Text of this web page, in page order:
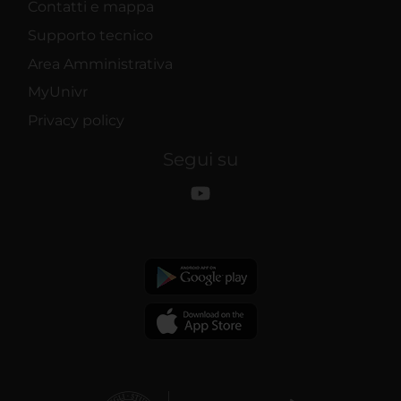
Contatti e mappa
Supporto tecnico
Area Amministrativa
MyUnivr
Privacy policy
Segui su